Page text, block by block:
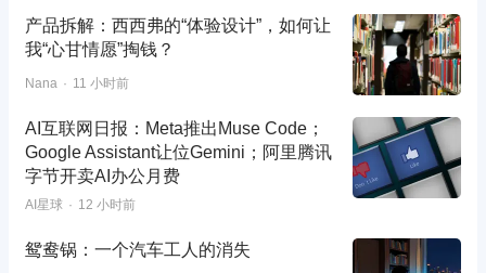
产品拆解：西西弗的“体验设计”，如何让
我“心甘情愿”掏钱？
Nana 11 小时前
AI互联网日报：Meta推出Muse Code；
Google Assistant让位Gemini；阿里腾讯
字节开卖AI办公月费
AI星球 12 小时前
鸳鸯锅：一个汽车工人的消失